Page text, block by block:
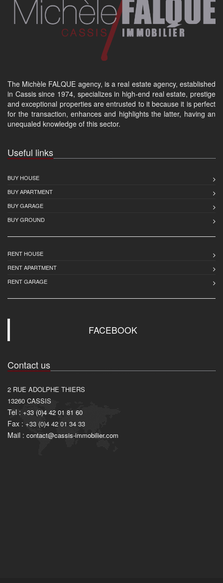
The Michèle FALQUE agency, is a real estate agency, established
in Cassis since 1974, specializes in high-end real estate, prestige
and exceptional properties are entrusted to it because it is perfect
for the transaction, enhances and highlights the latter, having an
unequaled knowledge of this sector.
Useful links
BUY HOUSE
BUY APARTMENT
BUY GARAGE
BUY GROUND
RENT HOUSE
RENT APARTMENT
RENT GARAGE
FACEBOOK
Contact us
2 RUE ADOLPHE THIERS
13260 CASSIS
Tel : +33 (0)4 42 01 81 60
Fax : +33 (0)4 42 01 34 33
Mail : contact@cassis-immobilier.com